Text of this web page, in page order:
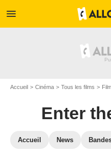
menu
Accueil Cinéma Tous les films
Enter
Accueil News